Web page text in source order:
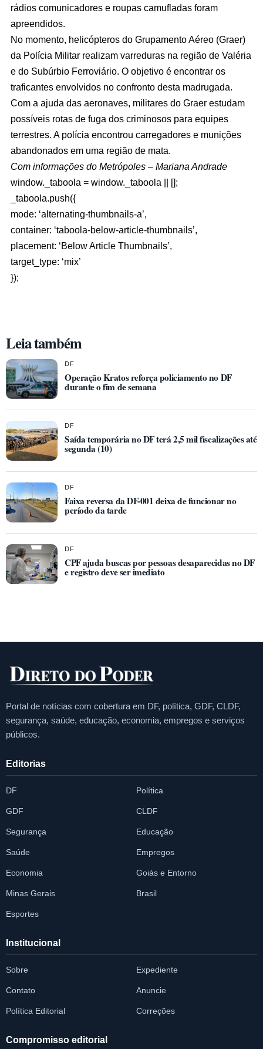
rádios comunicadores e roupas camufladas foram
apreendidos.
No momento, helicópteros do Grupamento Aéreo (Graer)
da Polícia Militar realizam varreduras na região de Valéria
e do Subúrbio Ferroviário. O objetivo é encontrar os
traficantes envolvidos no confronto desta madrugada.
Com a ajuda das aeronaves, militares do Graer estudam
possíveis rotas de fuga dos criminosos para equipes
terrestres. A polícia encontrou carregadores e munições
abandonados em uma região de mata.
Com informações do Metrópoles – Mariana Andrade
window._taboola = window._taboola || [];
_taboola.push({
mode: ‘alternating-thumbnails-a’,
container: ‘taboola-below-article-thumbnails’,
placement: ‘Below Article Thumbnails’,
target_type: ‘mix’
});
Leia também
DF
Operação Kratos reforça policiamento no DF
durante o fim de semana
DF
Saída temporária no DF terá 2,5 mil fiscalizações até
segunda (10)
DF
Faixa reversa da DF-001 deixa de funcionar no
período da tarde
DF
CPF ajuda buscas por pessoas desaparecidas no DF
e registro deve ser imediato
Portal de notícias com cobertura em DF, política, GDF, CLDF,
segurança, saúde, educação, economia, empregos e serviços
públicos.
Editorias
DF Política
GDF CLDF
Segurança Educação
Saúde Empregos
Economia Goiás e Entorno
Minas Gerais Brasil
Esportes
Institucional
Sobre Expediente
Contato Anuncie
Política Editorial Correções
Compromisso editorial